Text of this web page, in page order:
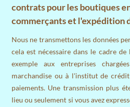
contrats pour les boutiques
commerçants et l'expédition
Nous ne transmettons les données
cela est nécessaire dans le cadre
exemple aux entreprises
marchandise ou à l'institut de
paiements. Une transmission plus
lieu ou seulement si vous avez